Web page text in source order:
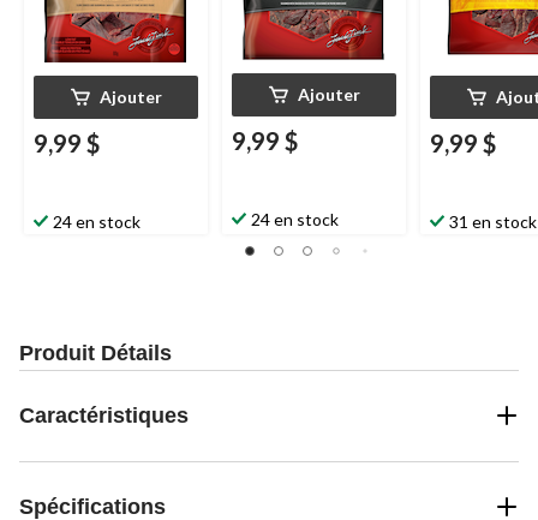
Ajouter
9,99 $
24 en stock
Ajouter
9,99 $
24 en stock
9,99 $
31 en stock
Produit Détails
Caractéristiques
Spécifications